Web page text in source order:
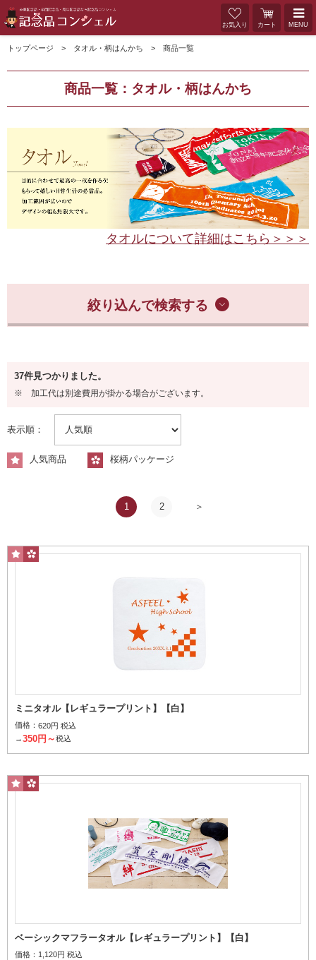
お気入り カート MENU
トップページ タオル・柄はんかち 商品一覧
商品一覧：タオル・柄はんかち
タオルについて詳細はこちら＞＞＞
絞り込んで検索する
マフラータオル
スポーツ観戦に最適
日常生活でよく使う定番サイズ
バスタオル
37件見つかりました。
※ 加工代は別途費用が掛かる場合がございます。
表示順：
人気商品 桜柄パッケージ
1 2
ミニタオル【レギュラープリント】【白】
価格： 620円 税込
→350円～税込
ベーシックマフラータオル【レギュラープリント】【白】
価格： 1,120円 税込